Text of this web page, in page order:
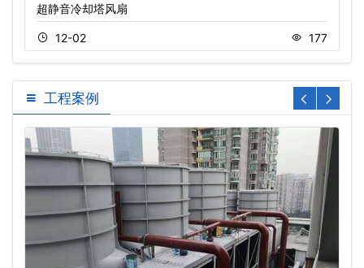
超静音冷却塔风扇
12-02 177
工程案例